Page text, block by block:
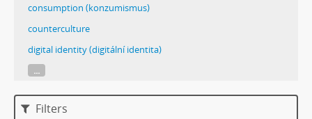
consumption (konzumismus)
counterculture
digital identity (digitální identita)
...
Filters